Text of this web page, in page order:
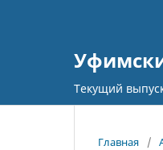
Текущий
Главная /